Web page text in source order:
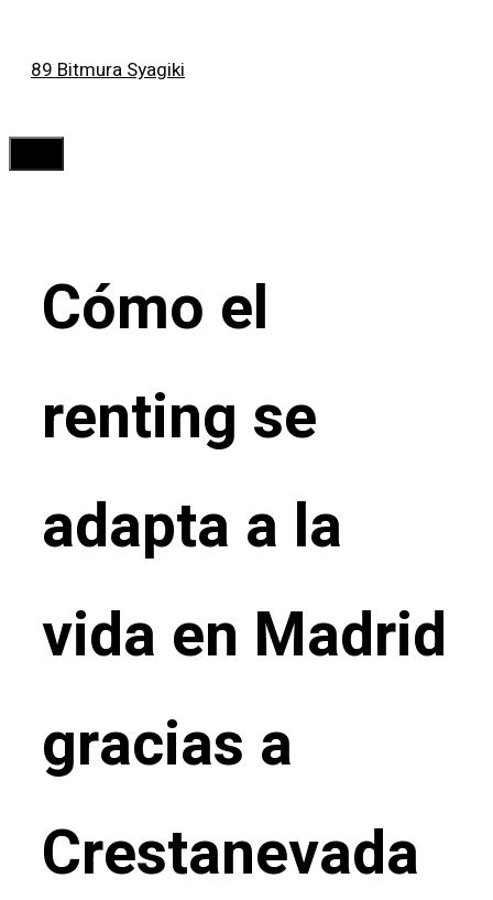
89 Bitmura Syagiki
Cómo el
renting se
adapta a la
vida en Madrid
gracias a
Crestanevada